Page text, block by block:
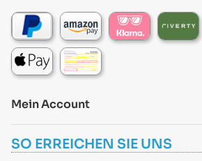
Mein Account
SO ERREICHEN SIE UNS